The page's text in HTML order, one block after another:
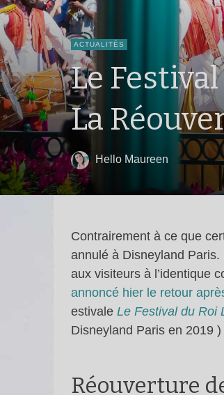
ACTUALITÉS
Le
La
Hello Maureen
Contrairement à ce que
annulé à Disneyland
aux visiteurs à l’identique
annoncé hier le retour
estivale Le Festival du Roi
Disneyland Paris en 2019 )
Réouverture